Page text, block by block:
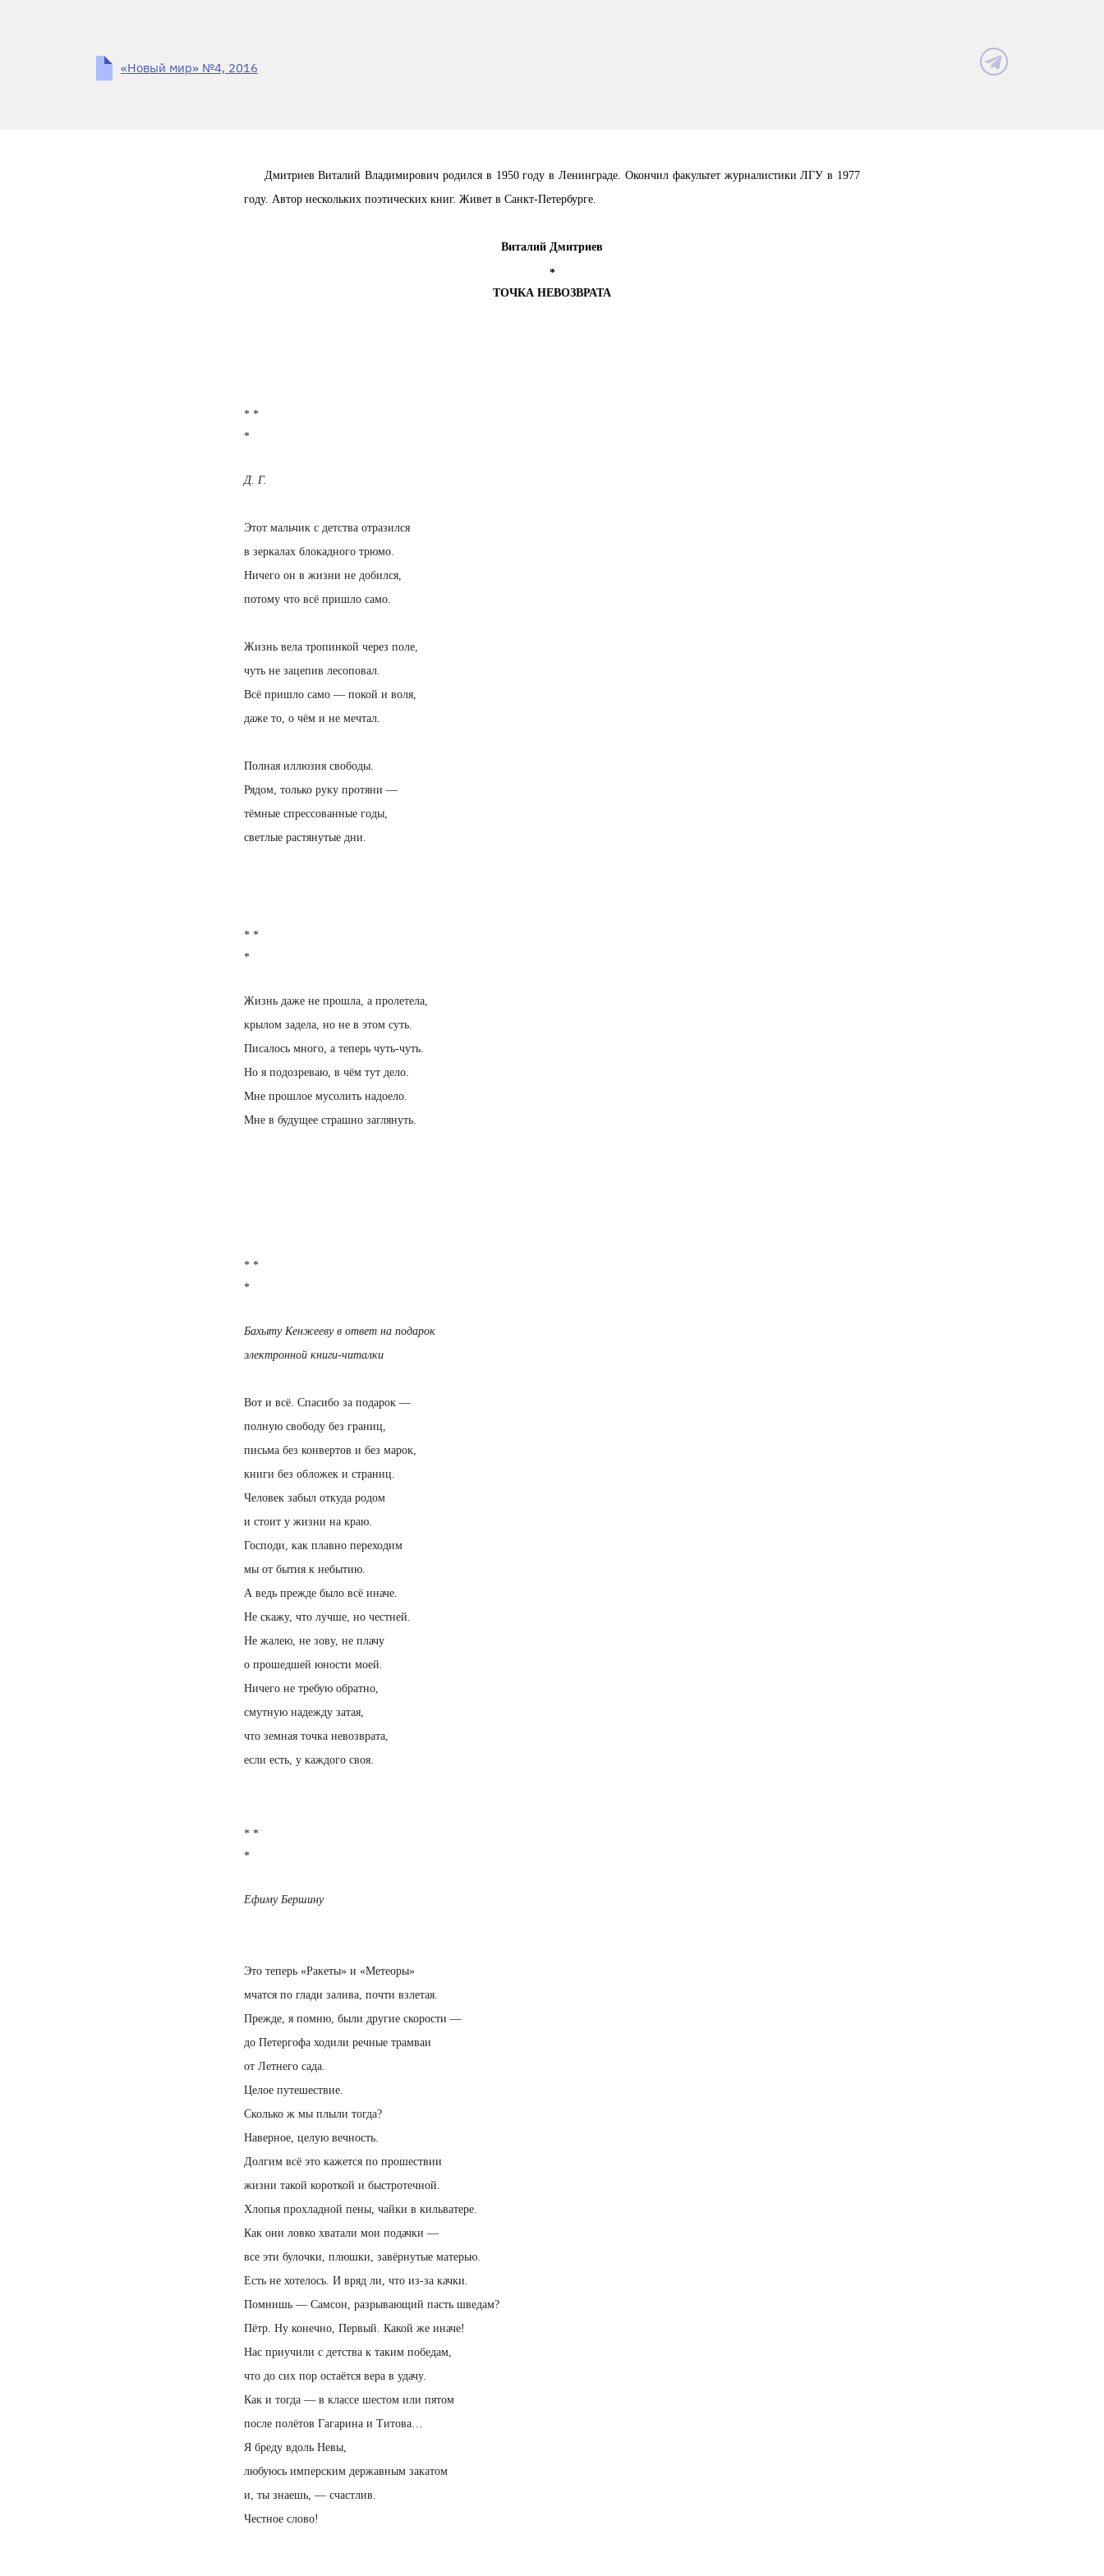
«Новый мир» №4, 2016
Дмитриев Виталий Владимирович родился в 1950 году в Ленинграде. Окончил факультет журналистики ЛГУ в 1977
году. Автор нескольких поэтических книг. Живет в Санкт-Петербурге.
Виталий Дмитриев
*
ТОЧКА НЕВОЗВРАТА
* *
*
Д. Г.
Этот мальчик с детства отразился
в зеркалах блокадного трюмо.
Ничего он в жизни не добился,
потому что всё пришло само.
Жизнь вела тропинкой через поле,
чуть не зацепив лесоповал.
Всё пришло само — покой и воля,
даже то, о чём и не мечтал.
Полная иллюзия свободы.
Рядом, только руку протяни —
тёмные спрессованные годы,
светлые растянутые дни.
* *
*
Жизнь даже не прошла, а пролетела,
крылом задела, но не в этом суть.
Писалось много, а теперь чуть-чуть.
Но я подозреваю, в чём тут дело.
Мне прошлое мусолить надоело.
Мне в будущее страшно заглянуть.
* *
*
Бахыту Кенжееву в ответ на подарок
электронной книги-читалки
Вот и всё. Спасибо за подарок —
полную свободу без границ,
письма без конвертов и без марок,
книги без обложек и страниц.
Человек забыл откуда родом
и стоит у жизни на краю.
Господи, как плавно переходим
мы от бытия к небытию.
А ведь прежде было всё иначе.
Не скажу, что лучше, но честней.
Не жалею, не зову, не плачу
о прошедшей юности моей.
Ничего не требую обратно,
смутную надежду затая,
что земная точка невозврата,
если есть, у каждого своя.
* *
*
Ефиму Бершину
Это теперь «Ракеты» и «Метеоры»
мчатся по глади залива, почти взлетая.
Прежде, я помню, были другие скорости —
до Петергофа ходили речные трамваи
от Летнего сада.
Целое путешествие.
Сколько ж мы плыли тогда?
Наверное, целую вечность.
Долгим всё это кажется по прошествии
жизни такой короткой и быстротечной.
Хлопья прохладной пены, чайки в кильватере.
Как они ловко хватали мои подачки —
все эти булочки, плюшки, завёрнутые матерью.
Есть не хотелось. И вряд ли, что из-за качки.
Помнишь — Самсон, разрывающий пасть шведам?
Пётр. Ну конечно, Первый. Какой же иначе!
Нас приучили с детства к таким победам,
что до сих пор остаётся вера в удачу.
Как и тогда — в классе шестом или пятом
после полётов Гагарина и Титова…
Я бреду вдоль Невы,
любуюсь имперским державным закатом
и, ты знаешь, — счастлив.
Честное слово!